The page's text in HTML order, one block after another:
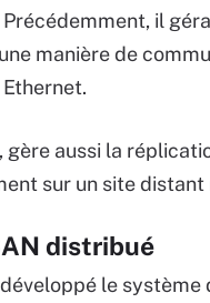
il
manière de
gère aussi la
sur un site
distribué
le